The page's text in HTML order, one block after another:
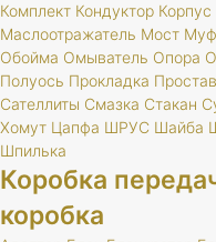
Комплект Кондуктор Корпус
Маслоотражатель Мост
Обойма Омыватель Опора
Полуось Прокладка
Сателлиты Смазка Стакан
Хомут Цапфа ШРУС Шайба
Шпилька
Коробка
коробка